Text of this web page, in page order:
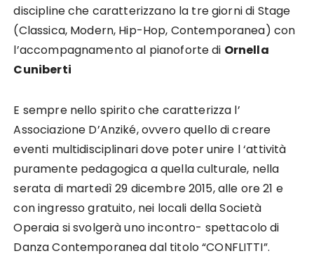
discipline che caratterizzano la tre giorni di Stage
(Classica, Modern, Hip-Hop, Contemporanea) con
l’accompagnamento al pianoforte di Ornella
Cuniberti
E sempre nello spirito che caratterizza l’
Associazione D’Anziké, ovvero quello di creare
eventi multidisciplinari dove poter unire l ‘attività
puramente pedagogica a quella culturale, nella
serata di martedì 29 dicembre 2015, alle ore 21 e
con ingresso gratuito, nei locali della Società
Operaia si svolgerà uno incontro- spettacolo di
Danza Contemporanea dal titolo “CONFLITTI”.